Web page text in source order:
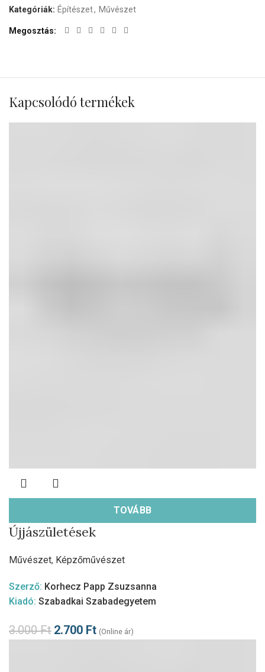
Kategóriák: Építészet, Művészet
Megosztás
Kapcsolódó termékek
TOVÁBB
Újjászületések
Művészet, Képzőművészet
Szerző: Korhecz Papp Zsuzsanna
Kiadó: Szabadkai Szabadegyetem
3.000Ft 2.700 Ft (Online ár)